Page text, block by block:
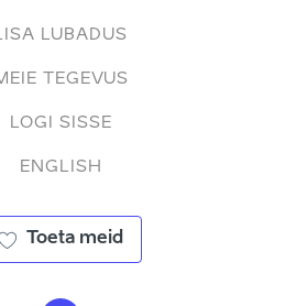
LUBADUS
TEGEVUS
LOGI SISSE
ENGLISH
Toeta meid